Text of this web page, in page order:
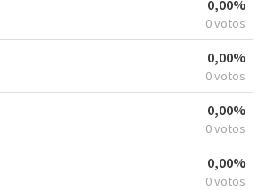
0,00%
0 votos
0,00%
0 votos
0,00%
0 votos
0,00%
0 votos